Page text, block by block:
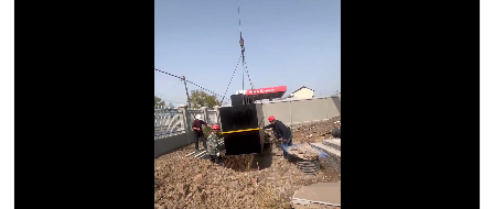
平流式溶气气浮机 风景区旅游景点污水处理
设备
高速服务区收费站污水处 微动力生化污水处理设备